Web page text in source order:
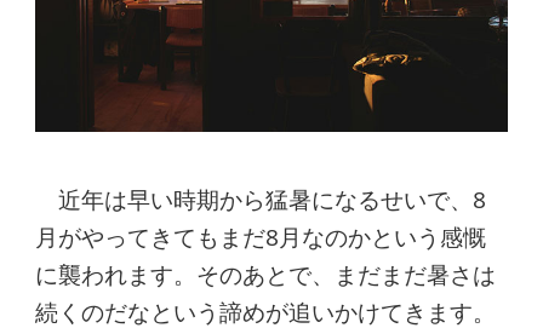
近年は早い時期から猛暑になるせいで、8
月がやってきてもまだ8月なのかという感慨
に襲われます。そのあとで、まだまだ暑さは
続くのだなという諦めが追いかけてきます。